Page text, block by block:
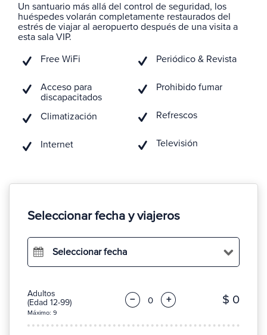
Un santuario más allá del control de seguridad, los
huéspedes volarán completamente restaurados del
estrés de viajar al aeropuerto después de una visita a
esta sala VIP.
Free WiFi
Acceso para
discapacitados
Climatización
Internet
Periódico & Revista
Prohibido fumar
Refrescos
Televisión
Seleccionar fecha y viajeros
Seleccionar fecha
Adultos
(Edad 12-99)
Máximo: 9
− + $ 0